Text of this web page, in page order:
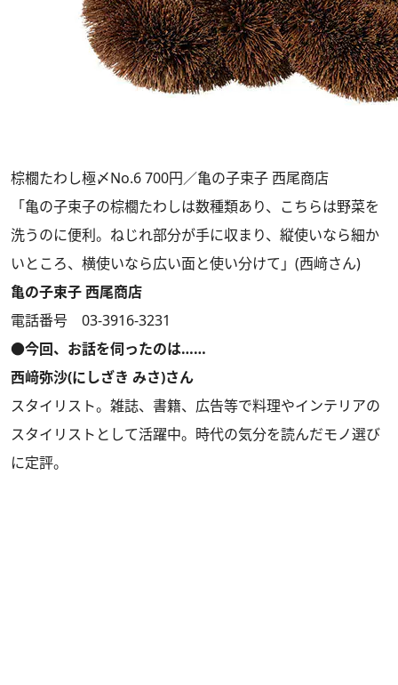
棕櫚たわし極〆No.6 700円／亀の子束子 西尾商店
「亀の子束子の棕櫚たわしは数種類あり、こちらは野菜を
洗うのに便利。ねじれ部分が手に収まり、縦使いなら細か
いところ、横使いなら広い面と使い分けて」(西﨑さん)
亀の子束子 西尾商店
電話番号 03-3916-3231
●今回、お話を伺ったのは……
西﨑弥沙(にしざき みさ)さん
スタイリスト。雑誌、書籍、広告等で料理やインテリアの
スタイリストとして活躍中。時代の気分を読んだモノ選び
に定評。